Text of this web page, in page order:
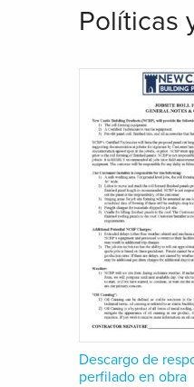
Políticas
Descargo de
perfilado en obra